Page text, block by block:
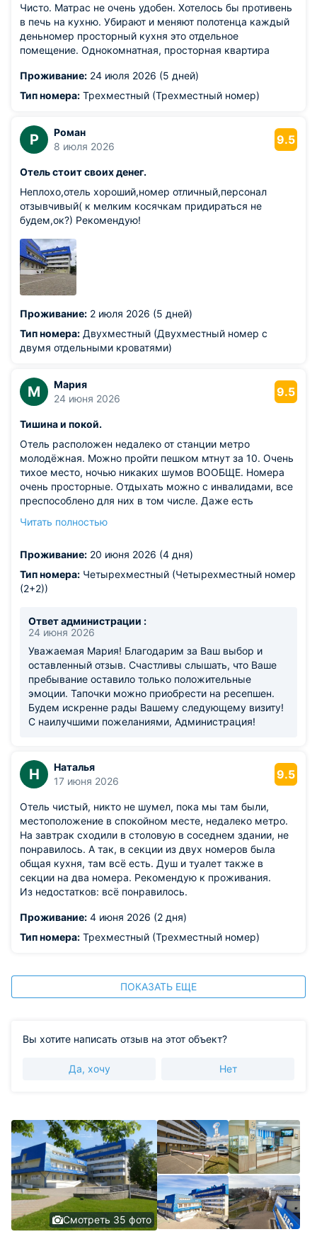
Чисто. Матрас не очень удобен. Хотелось бы противень
в печь на кухню. Убирают и меняют полотенца каждый
деньномер просторный кухня это отдельное
помещение. Однокомнатная, просторная квартира
Проживание: 24 июля 2026 (5 дней)
Тип номера: Трехместный (Трехместный номер)
Р
Роман
8 июля 2026
9.5
Отель стоит своих денег.
Неплохо,отель хороший,номер отличный,персонал
отзывчивый( к мелким косячкам придираться не
будем,ок?) Рекомендую!
Проживание: 2 июля 2026 (5 дней)
Тип номера: Двухместный (Двухместный номер с
двумя отдельными кроватями)
М
Мария
24 июня 2026
9.5
Тишина и покой.
Отель расположен недалеко от станции метро
молодёжная. Можно пройти пешком мтнут за 10. Очень
тихое место, ночью никаких шумов ВООБЩЕ. Номера
очень просторные. Отдыхать можно с инвалидами, все
преспособлено для них в том числе. Даже есть
не входит),но что очень удобно. Рекомендую!
Читать полностью
Проживание: 20 июня 2026 (4 дня)
Тип номера: Четырехместный (Четырехместный номер
(2+2))
Ответ администрации :
24 июня 2026
Уважаемая Мария! Благодарим за Ваш выбор и
оставленный отзыв. Счастливы слышать, что Ваше
пребывание оставило только положительные
эмоции. Тапочки можно приобрести на ресепшен.
Будем искренне рады Вашему следующему визиту!
С наилучшими пожеланиями, Администрация!
Н
Наталья
17 июня 2026
9.5
Отель чистый, никто не шумел, пока мы там были,
местоположение в спокойном месте, недалеко метро.
На завтрак сходили в столовую в соседнем здании, не
понравилось. А так, в секции из двух номеров была
общая кухня, там всё есть. Душ и туалет также в
секции на два номера. Рекомендую к проживания.
Из недостатков: всё понравилось.
Проживание: 4 июня 2026 (2 дня)
Тип номера: Трехместный (Трехместный номер)
ПОКАЗАТЬ ЕЩЕ
Вы хотите написать отзыв на этот объект?
Да, хочу Нет
Смотреть 35 фото